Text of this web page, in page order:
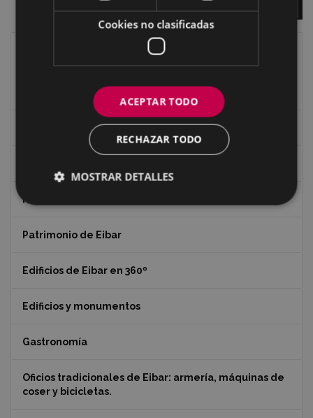
Acta de proclamación de la II. República en Eibar
Caseríos y valles
Recorridos
Patrimonio de Eibar
Edificios de Eibar en 360º
Edificios y monumentos
Gastronomía
Oficios tradicionales de Eibar: armería, máquinas de
coser y bicicletas.
Cookies no clasificadas
ACEPTAR TODO
RECHAZAR TODO
MOSTRAR DETALLES